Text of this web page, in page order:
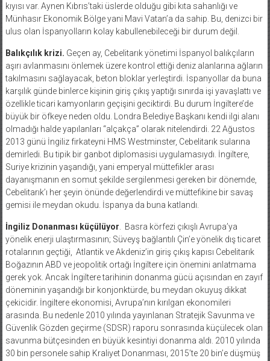
kıyısı var. Aynen Kıbrıs’taki üslerde olduğu gibi kıta sahanlığı ve
Münhasır Ekonomik Bölge yani Mavi Vatan’a da sahip. Bu, denizci bir
ulus olan İspanyolların kolay kabullenebileceği bir durum değil.
Balıkçılık krizi. Geçen ay, Cebelitarık yönetimi İspanyol balıkçıların
aşırı avlanmasını önlemek üzere kontrol ettiği deniz alanlarına ağların
takılmasını sağlayacak, beton bloklar yerleştirdi. İspanyollar da buna
karşılık günde binlerce kişinin giriş çıkış yaptığı sınırda işi yavaşlattı ve
özellikle ticari kamyonların geçişini geciktirdi. Bu durum İngiltere’de
büyük bir öfkeye neden oldu. Londra Belediye Başkanı kendi ilgi alanı
olmadığı halde yapılanları “alçakça” olarak nitelendirdi. 22 Ağustos
2013 günü İngiliz firkateyni HMS Westminster, Cebelitarık sularına
demirledi. Bu tipik bir ganbot diplomasisi uygulamasıydı. İngiltere,
Suriye krizinin yaşandığı, yani emperyal müttefikler arası
dayanışmanın en somut şekilde sergilenmesi gereken bir dönemde,
Cebelitarık’ı her şeyin önünde değerlendirdi ve müttefikine bir savaş
gemisi ile meydan okudu. İspanya da buna katlandı.
İngiliz Donanması küçülüyor
Basra körfezi çıkışlı Avrupa’ya
yönelik enerji ulaştırmasının; Süveyş bağlantılı Çin’e yönelik dış ticaret
rotalarının geçtiği,
Atlantik ve Akdeniz’in giriş çıkış kapısı Cebelitarık
Boğazının ABD ve jeopolitik ortağı İngiltere için önemini anlatmama
gerek yok. Ancak İngiltere tarihinin donanma gücü açısından en zayıf
döneminin yaşandığı bir konjonktürde, bu meydan okuyuş dikkat
çekicidir. İngiltere ekonomisi, Avrupa’nın kırılgan ekonomileri
arasında. Bu nedenle 2010 yılında yayınlanan Stratejik Savunma ve
Güvenlik Gözden geçirme (SDSR) raporu sonrasında küçülecek olan
savunma bütçesinden en büyük kesintiyi donanma aldı. 2010 yılında
30 bin personele sahip Kraliyet Donanması, 2015’te 20 bin’e düşmüş